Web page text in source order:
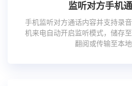
监听对方手机
手机监听对方通话内容并支持录
机来电自动开启监听模式，储存
翻阅或传输至本地